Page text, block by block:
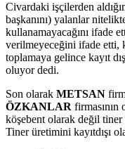
Civardaki işçilerden
başkanını) yalanlar
kullanamayacağını ifade
verilmeyeceğini ifade etti,
toplamaya gelince kayıt
oluyor dedi.
Son olarak METSAN
ÖZKANLAR
köşebent olarak değil tiner
Tiner üretimini kayıtdışı